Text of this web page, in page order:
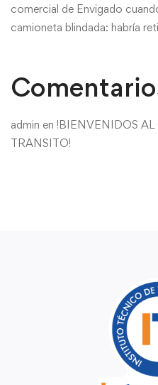
comercial de Envigado
camioneta blindada: habría
admin en !BIENVENIDOS AL
TRANSITO!